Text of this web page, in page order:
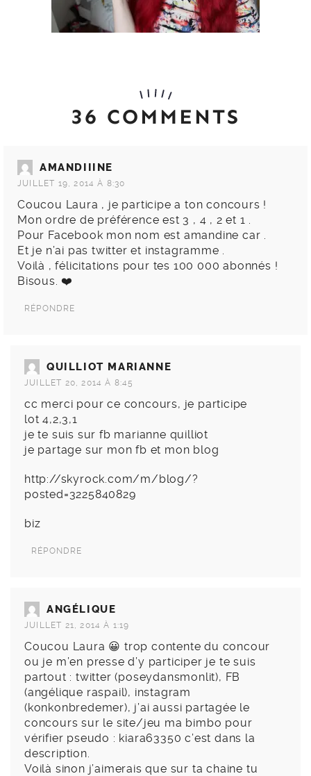
36 COMMENTS
AMANDIIINE
JUILLET 19, 2014 À 8:30
Coucou Laura , je participe a ton concours !
Mon ordre de préférence est 3 , 4 , 2 et 1 .
Pour Facebook mon nom est amandine car .
Et je n’ai pas twitter et instagramme .
Voilà , félicitations pour tes 100 000 abonnés !
Bisous. ❤️
RÉPONDRE
QUILLIOT MARIANNE
JUILLET 20, 2014 À 8:45
cc merci pour ce concours, je participe
lot 4,2,3,1
je te suis sur fb marianne quilliot
je partage sur mon fb et mon blog
http://skyrock.com/m/blog/?
posted=3225840829
biz
RÉPONDRE
ANGÉLIQUE
JUILLET 21, 2014 À 1:19
Coucou Laura 😀 trop contente du concour
ou je m’en presse d’y participer je te suis
partout : twitter (poseydansmonlit), FB
(angélique raspail), instagram
(konkonbredemer), j’ai aussi partagée le
concours sur le site/jeu ma bimbo pour
vérifier pseudo : kiara63350 c’est dans la
description.
Voilà sinon j’aimerais que sur ta chaine tu